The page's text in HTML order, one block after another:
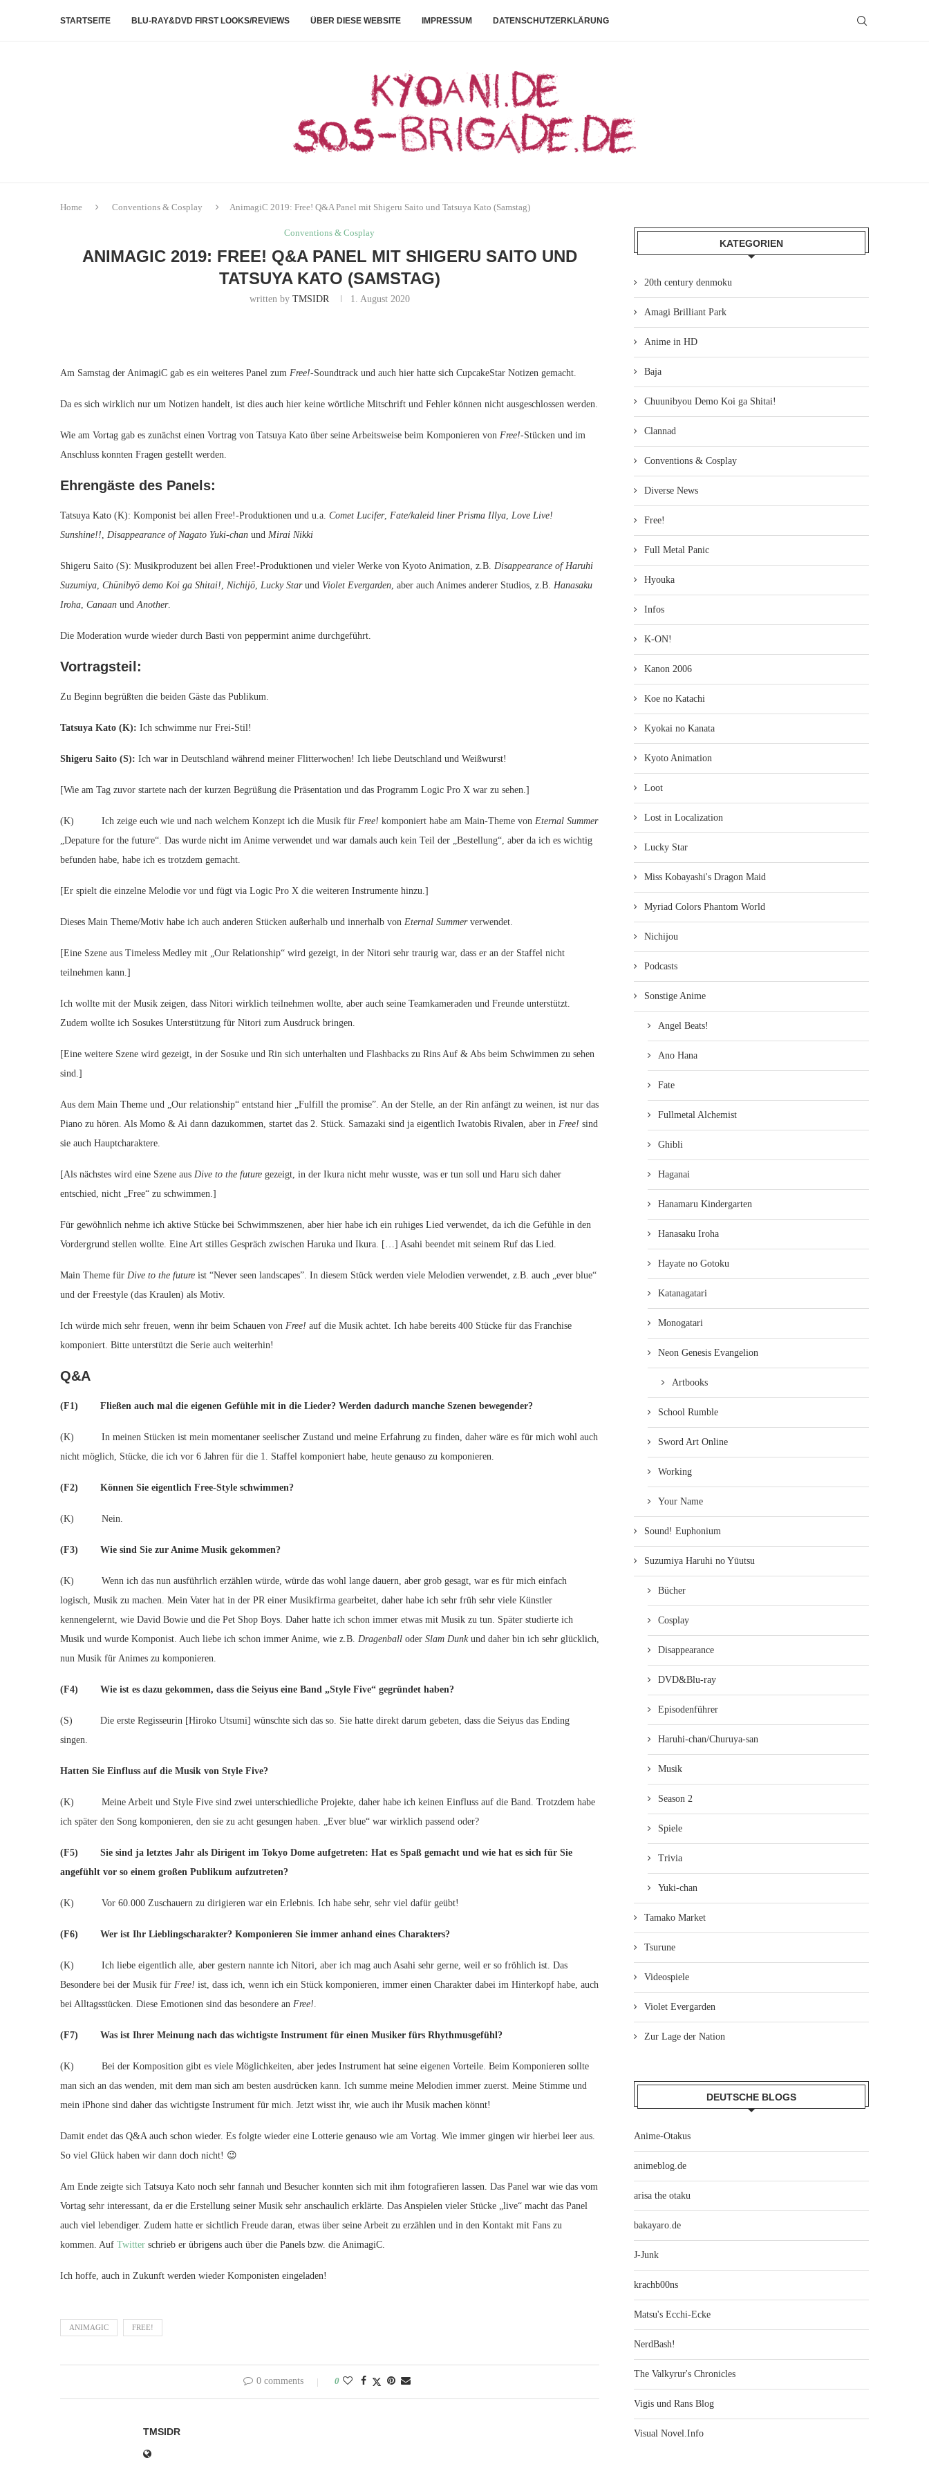
STARTSEITE BLU-RAY&DVD FIRST LOOKS/REVIEWS ÜBER DIESE WEBSITE IMPRESSUM DATENSCHUTZERKLÄRUNG
Home Conventions & Cosplay AnimagiC 2019: Free! Q&A Panel mit Shigeru Saito und Tatsuya Kato (Samstag)
Conventions & Cosplay
ANIMAGIC 2019: FREE! Q&A PANEL MIT SHIGERU SAITO UND
TATSUYA KATO (SAMSTAG)
written by TMSIDR 1. August 2020
Am Samstag der AnimagiC gab es ein weiteres Panel zum Free!-Soundtrack und auch hier hatte sich CupcakeStar Notizen gemacht.
Da es sich wirklich nur um Notizen handelt, ist dies auch hier keine wörtliche Mitschrift und Fehler können nicht ausgeschlossen werden.
Wie am Vortag gab es zunächst einen Vortrag von Tatsuya Kato über seine Arbeitsweise beim Komponieren von Free!-Stücken und im
Anschluss konnten Fragen gestellt werden.
Ehrengäste des Panels:
Tatsuya Kato (K): Komponist bei allen Free!-Produktionen und u.a. Comet Lucifer, Fate/kaleid liner Prisma Illya, Love Live!
Sunshine!!, Disappearance of Nagato Yuki-chan und Mirai Nikki
Shigeru Saito (S): Musikproduzent bei allen Free!-Produktionen und vieler Werke von Kyoto Animation, z.B. Disappearance of Haruhi
Suzumiya, Chūnibyō demo Koi ga Shitai!, Nichijō, Lucky Starund Violet Evergarden, aber auch Animes anderer Studios, z.B. Hanasaku
Iroha, Canaan undAnother.
Die Moderation wurde wieder durch Basti von peppermint anime durchgeführt.
Vortragsteil:
Zu Beginn begrüßten die beiden Gäste das Publikum.
Tatsuya Kato (K): Ich schwimme nur Frei-Stil!
Shigeru Saito (S): Ich war in Deutschland während meiner Flitterwochen! Ich liebe Deutschland und Weißwurst!
[Wie am Tag zuvor startete nach der kurzen Begrüßung die Präsentation und das Programm Logic Pro X war zu sehen.]
(K) Ich zeige euch wie und nach welchem Konzept ich die Musik für Free! komponiert habe am Main-Theme von Eternal Summer
„Depature for the future“. Das wurde nicht im Anime verwendet und war damals auch kein Teil der „Bestellung“, aber da ich es wichtig
befunden habe, habe ich es trotzdem gemacht.
[Er spielt die einzelne Melodie vor und fügt via Logic Pro X die weiteren Instrumente hinzu.]
Dieses Main Theme/Motiv habe ich auch anderen Stücken außerhalb und innerhalb von Eternal Summerverwendet.
[Eine Szene aus Timeless Medley mit „Our Relationship“ wird gezeigt, in der Nitori sehr traurig war, dass er an der Staffel nicht
teilnehmen kann.]
Ich wollte mit der Musik zeigen, dass Nitori wirklich teilnehmen wollte, aber auch seine Teamkameraden und Freunde unterstützt.
Zudem wollte ich Sosukes Unterstützung für Nitori zum Ausdruck bringen.
[Eine weitere Szene wird gezeigt, in der Sosuke und Rin sich unterhalten und Flashbacks zu Rins Auf & Abs beim Schwimmen zu sehen
sind.]
Aus dem Main Theme und „Our relationship“ entstand hier „Fulfill the promise”. An der Stelle, an der Rin anfängt zu weinen, ist nur das
Piano zu hören. Als Momo & Ai dann dazukommen, startet das 2. Stück. Samazaki sind ja eigentlich Iwatobis Rivalen, aber in Free! sind
sie auch Hauptcharaktere.
[Als nächstes wird eine Szene aus Dive to the future gezeigt, in der Ikura nicht mehr wusste, was er tun soll und Haru sich daher
entschied, nicht „Free“ zu schwimmen.]
Für gewöhnlich nehme ich aktive Stücke bei Schwimmszenen, aber hier habe ich ein ruhiges Lied verwendet, da ich die Gefühle in den
Vordergrund stellen wollte. Eine Art stilles Gespräch zwischen Haruka und Ikura. […] Asahi beendet mit seinem Ruf das Lied.
Main Theme für Dive to the future ist “Never seen landscapes”. In diesem Stück werden viele Melodien verwendet, z.B. auch „ever blue“
und der Freestyle (das Kraulen) als Motiv.
Ich würde mich sehr freuen, wenn ihr beim Schauen von Free! auf die Musik achtet. Ich habe bereits 400 Stücke für das Franchise
komponiert. Bitte unterstützt die Serie auch weiterhin!
Q&A
(F1) Fließen auch mal die eigenen Gefühle mit in die Lieder? Werden dadurch manche Szenen bewegender?
(K) In meinen Stücken ist mein momentaner seelischer Zustand und meine Erfahrung zu finden, daher wäre es für mich wohl auch
nicht möglich, Stücke, die ich vor 6 Jahren für die 1. Staffel komponiert habe, heute genauso zu komponieren.
(F2) Können Sie eigentlich Free-Style schwimmen?
(K) Nein.
(F3) Wie sind Sie zur Anime Musik gekommen?
(K) Wenn ich das nun ausführlich erzählen würde, würde das wohl lange dauern, aber grob gesagt, war es für mich einfach
logisch, Musik zu machen. Mein Vater hat in der PR einer Musikfirma gearbeitet, daher habe ich sehr früh sehr viele Künstler
kennengelernt, wie David Bowie und die Pet Shop Boys. Daher hatte ich schon immer etwas mit Musik zu tun. Später studierte ich
Musik und wurde Komponist. Auch liebe ich schon immer Anime, wie z.B. Dragenball oder Slam Dunkund daher bin ich sehr glücklich,
nun Musik für Animes zu komponieren.
(F4) Wie ist es dazu gekommen, dass die Seiyus eine Band „Style Five“ gegründet haben?
(S) Die erste Regisseurin [Hiroko Utsumi] wünschte sich das so. Sie hatte direkt darum gebeten, dass die Seiyus das Ending
singen.
Hatten Sie Einfluss auf die Musik von Style Five?
(K) Meine Arbeit und Style Five sind zwei unterschiedliche Projekte, daher habe ich keinen Einfluss auf die Band. Trotzdem habe
ich später den Song komponieren, den sie zu acht gesungen haben. „Ever blue“ war wirklich passend oder?
(F5) Sie sind ja letztes Jahr als Dirigent im Tokyo Dome aufgetreten: Hat es Spaß gemacht und wie hat es sich für Sie
angefühlt vor so einem großen Publikum aufzutreten?
(K) Vor 60.000 Zuschauern zu dirigieren war ein Erlebnis. Ich habe sehr, sehr viel dafür geübt!
(F6) Wer ist Ihr Lieblingscharakter? Komponieren Sie immer anhand eines Charakters?
(K) Ich liebe eigentlich alle, aber gestern nannte ich Nitori, aber ich mag auch Asahi sehr gerne, weil er so fröhlich ist. Das
Besondere bei der Musik für Free! ist, dass ich, wenn ich ein Stück komponieren, immer einen Charakter dabei im Hinterkopf habe, auch
bei Alltagsstücken. Diese Emotionen sind das besondere an Free!.
(F7) Was ist Ihrer Meinung nach das wichtigste Instrument für einen Musiker fürs Rhythmusgefühl?
(K) Bei der Komposition gibt es viele Möglichkeiten, aber jedes Instrument hat seine eigenen Vorteile. Beim Komponieren sollte
man sich an das wenden, mit dem man sich am besten ausdrücken kann. Ich summe meine Melodien immer zuerst. Meine Stimme und
mein iPhone sind daher das wichtigste Instrument für mich. Jetzt wisst ihr, wie auch ihr Musik machen könnt!
Damit endet das Q&A auch schon wieder. Es folgte wieder eine Lotterie genauso wie am Vortag. Wie immer gingen wir hierbei leer aus.
So viel Glück haben wir dann doch nicht! 😉
Am Ende zeigte sich Tatsuya Kato noch sehr fannah und Besucher konnten sich mit ihm fotografieren lassen. Das Panel war wie das vom
Vortag sehr interessant, da er die Erstellung seiner Musik sehr anschaulich erklärte. Das Anspielen vieler Stücke „live“ macht das Panel
auch viel lebendiger. Zudem hatte er sichtlich Freude daran, etwas über seine Arbeit zu erzählen und in den Kontakt mit Fans zu
kommen. Auf Twitter schrieb er übrigens auch über die Panels bzw. die AnimagiC.
Ich hoffe, auch in Zukunft werden wieder Komponisten eingeladen!
ANIMAGIC FREE!
0 comments 0
TMSIDR
KATEGORIEN
20th century denmoku
Amagi Brilliant Park
Anime in HD
Baja
Chuunibyou Demo Koi ga Shitai!
Clannad
Conventions & Cosplay
Diverse News
Free!
Full Metal Panic
Hyouka
Infos
K-ON!
Kanon 2006
Koe no Katachi
Kyokai no Kanata
Kyoto Animation
Loot
Lost in Localization
Lucky Star
Miss Kobayashi's Dragon Maid
Myriad Colors Phantom World
Nichijou
Podcasts
Sonstige Anime
Angel Beats!
Ano Hana
Fate
Fullmetal Alchemist
Ghibli
Haganai
Hanamaru Kindergarten
Hanasaku Iroha
Hayate no Gotoku
Katanagatari
Monogatari
Neon Genesis Evangelion
Artbooks
School Rumble
Sword Art Online
Working
Your Name
Sound! Euphonium
Suzumiya Haruhi no Yūutsu
Bücher
Cosplay
Disappearance
DVD&Blu-ray
Episodenführer
Haruhi-chan/Churuya-san
Musik
Season 2
Spiele
Trivia
Yuki-chan
Tamako Market
Tsurune
Videospiele
Violet Evergarden
Zur Lage der Nation
DEUTSCHE BLOGS
Anime-Otakus
animeblog.de
arisa the otaku
bakayaro.de
J-Junk
krachb00ns
Matsu's Ecchi-Ecke
NerdBash!
The Valkyrur's Chronicles
Vigis und Rans Blog
Visual Novel.Info